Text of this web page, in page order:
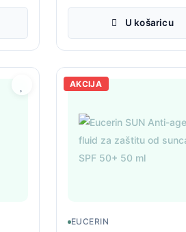
cijena
cijena
U košaricu
AKCIJA
EUCERIN